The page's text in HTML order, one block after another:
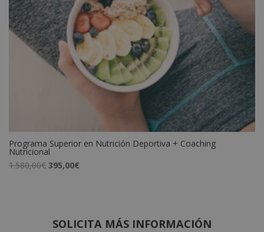
Programa Superior en Nutrición Deportiva + Coaching
Nutricional
1.580,00€ El
1.580,00€.
395,00€
395,00€.
SOLICITA MÁS INFORMACIÓN